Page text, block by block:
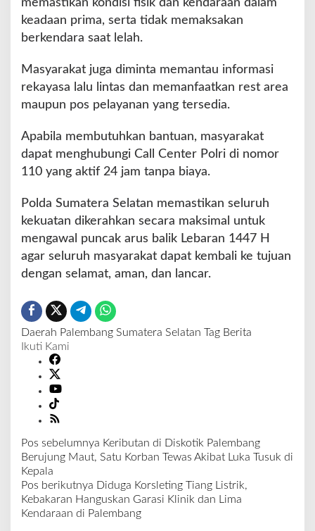
memastikan kondisi fisik dan kendaraan dalam
keadaan prima, serta tidak memaksakan
berkendara saat lelah.
Masyarakat juga diminta memantau informasi
rekayasa lalu lintas dan memanfaatkan rest area
maupun pos pelayanan yang tersedia.
Apabila membutuhkan bantuan, masyarakat
dapat menghubungi Call Center Polri di nomor
110 yang aktif 24 jam tanpa biaya.
Polda Sumatera Selatan memastikan seluruh
kekuatan dikerahkan secara maksimal untuk
mengawal puncak arus balik Lebaran 1447 H
agar seluruh masyarakat dapat kembali ke tujuan
dengan selamat, aman, dan lancar.
Daerah Palembang Sumatera Selatan Tag Berita
Ikuti Kami
N
a
v
i
g
Pos sebelumnya Keributan di Diskotik Palembang
Berujung Maut, Satu Korban Tewas Akibat Luka Tusuk di
Kepala
Pos berikutnya Diduga Korsleting Tiang Listrik,
Kebakaran Hanguskan Garasi Klinik dan Lima
Kendaraan di Palembang